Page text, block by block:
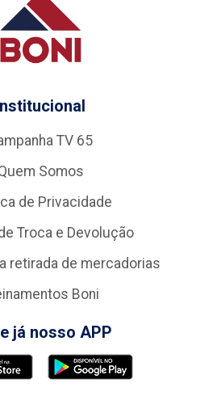
TV 65
Somos
de Privacidade
Troca e Devolução
retirada de mercadorias
Boni
já nosso APP